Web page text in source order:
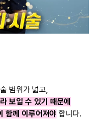
범위가 넓고,
보일 수 있기 때문에
함께 이루어져야 합니다.